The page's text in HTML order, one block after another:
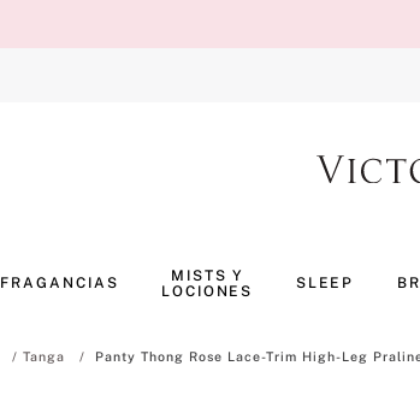
FRAGANCIAS
MISTS Y
LOCIONES
SLEEP
Tanga Panty Thong Rose Lace-Trim High-Leg